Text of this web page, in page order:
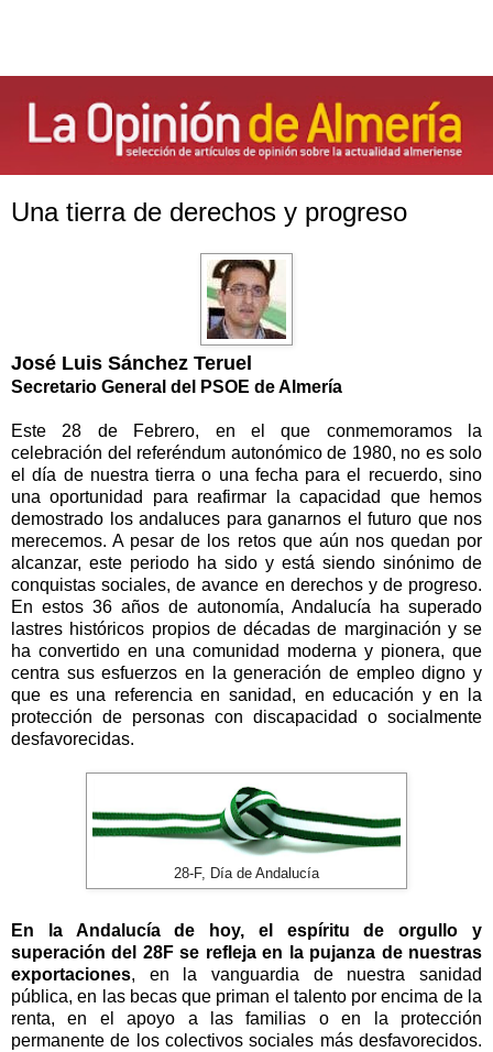
Una tierra de derechos y progreso
José Luis Sánchez Teruel
Secretario General del PSOE de Almería
Este 28 de Febrero, en el que conmemoramos la
celebración del referéndum autonómico de 1980, no es solo
el día de nuestra tierra o una fecha para el recuerdo, sino
una oportunidad para reafirmar la capacidad que hemos
demostrado los andaluces para ganarnos el futuro que nos
merecemos. A pesar de los retos que aún nos quedan por
alcanzar, este periodo ha sido y está siendo sinónimo de
conquistas sociales, de avance en derechos y de progreso.
En estos 36 años de autonomía, Andalucía ha superado
lastres históricos propios de décadas de marginación y se
ha convertido en una comunidad moderna y pionera, que
centra sus esfuerzos en la generación de empleo digno y
que es una referencia en sanidad, en educación y en la
protección de personas con discapacidad o socialmente
desfavorecidas.
28-F, Día de Andalucía
En la Andalucía de hoy, el espíritu de orgullo y
superación del 28Fse refleja en la pujanza de nuestras
exportaciones, en la vanguardia de nuestra sanidad
pública, en las becas que priman el talento por encima de la
renta, en el apoyo a las familias o en la protección
permanente de los colectivos sociales más desfavorecidos.